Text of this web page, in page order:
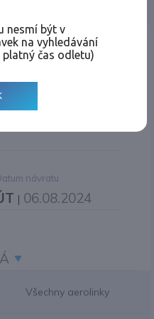
návratu
| 06.08.2024
Všechny aerolinky
nesmí být v
na vyhledávání
čas odletu)